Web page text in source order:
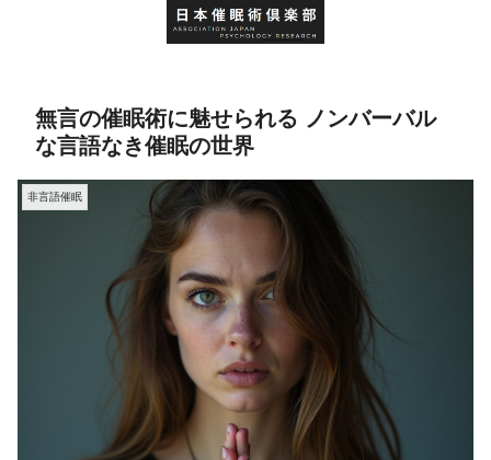
無言の催眠術に魅せられる ノンバーバル
な言語なき催眠の世界
非言語催眠